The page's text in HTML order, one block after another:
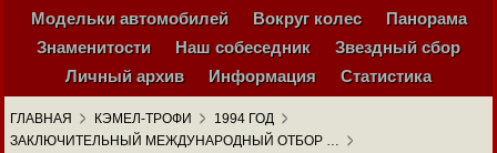
Модельки автомобилей
Вокруг колес
Панорама
Знаменитости
Наш собеседник
Звездный сбор
Личный архив
Информация Статистика
ГЛАВНАЯ КЭМЕЛ-ТРОФИ
1994 ГОД
ЗАКЛЮЧИТЕЛЬНЫЙ МЕЖДУНАРОДНЫЙ ОТБОР …